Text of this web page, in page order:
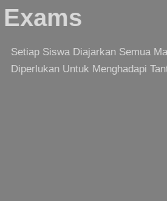
Exams
Setiap Siswa Diajarkan Semua
Diperlukan Untuk Menghadapi